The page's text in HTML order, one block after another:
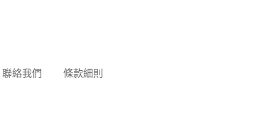
聯絡我們 條款細則